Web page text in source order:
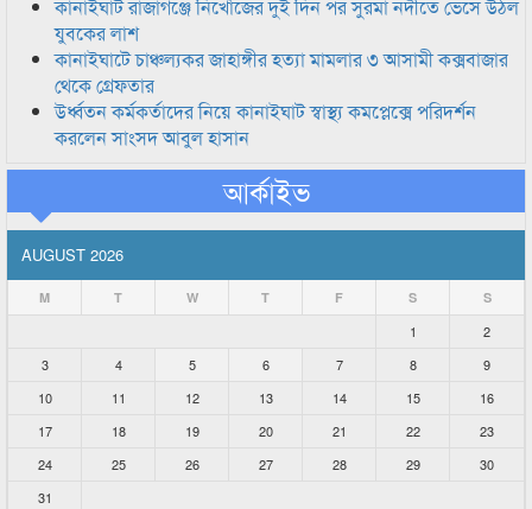
কানাইঘাট রাজাগঞ্জে নিখোঁজের দুই দিন পর সুরমা নদীতে ভেসে উঠল
যুবকের লাশ
কানাইঘাটে চাঞ্চল্যকর জাহাঙ্গীর হত্যা মামলার ৩ আসামী কক্সবাজার
থেকে গ্রেফতার
উর্ধ্বতন কর্মকর্তাদের নিয়ে কানাইঘাট স্বাস্থ্য কমপ্লেক্সে পরিদর্শন
করলেন সাংসদ আবুল হাসান
আর্কাইভ
AUGUST 2026
M T W T F S S
1
2
3
4 5 6 7 8
9
10
11 12 13 14 15
16
17
18 19 20 21 22
23
24
25 26 27 28 29
30
31